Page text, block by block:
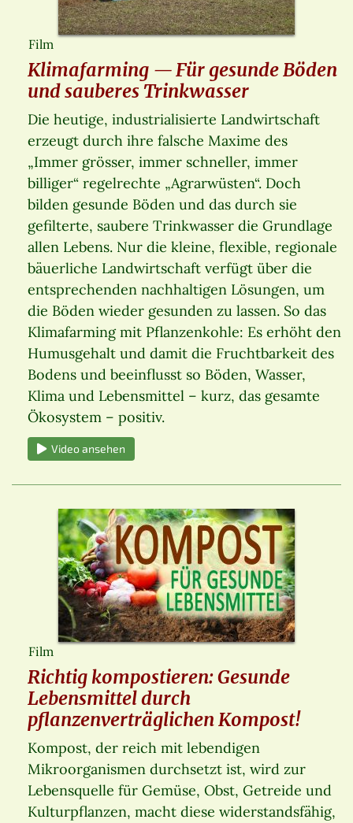
Film
Klimafarming — Für gesunde Böden
und sauberes Trinkwasser
Die heutige, industrialisierte Landwirtschaft
erzeugt durch ihre falsche Maxime des
„Immer grösser, immer schneller, immer
billiger“ regelrechte „Agrarwüsten“. Doch
bilden gesunde Böden und das durch sie
gefilterte, saubere Trinkwasser die Grundlage
allen Lebens. Nur die kleine, flexible, regionale
bäuerliche Landwirtschaft verfügt über die
entsprechenden nachhaltigen Lösungen, um
die Böden wieder gesunden zu lassen. So das
Klimafarming mit Pflanzenkohle: Es erhöht den
Humusgehalt und damit die Fruchtbarkeit des
Bodens und beeinflusst so Böden, Wasser,
Klima und Lebensmittel – kurz, das gesamte
Ökosystem – positiv.
Video ansehen
Film
Richtig kompostieren: Gesunde
Lebensmittel durch
pflanzenverträglichen Kompost!
Kompost, der reich mit lebendigen
Mikroorganismen durchsetzt ist, wird zur
Lebensquelle für Gemüse, Obst, Getreide und
Kulturpflanzen, macht diese widerstandsfähig,